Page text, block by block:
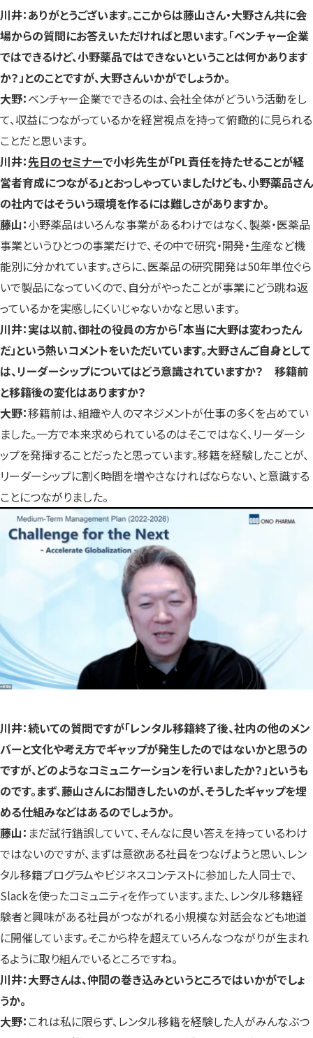
川井：ありがとうございます。ここからは藤山さん・大野さん共に会
場からの質問にお答えいただければと思います。「ベンチャー企業
ではできるけど、小野薬品ではできないということは何かあります
か？」とのことですが、大野さんいかがでしょうか。
大野：ベンチャー企業でできるのは、会社全体がどういう活動をし
て、収益につながっているかを経営視点を持って俯瞰的に見られる
ことだと思います。
川井：先日のセミナーで小杉先生が「PL責任を持たせることが経
営者育成につながる」とおっしゃっていましたけども、小野薬品さん
の社内ではそういう環境を作るには難しさがありますか。
藤山：小野薬品はいろんな事業があるわけではなく、製薬・医薬品
事業というひとつの事業だけで、その中で研究・開発・生産など機
能別に分かれています。さらに、医薬品の研究開発は50年単位ぐら
いで製品になっていくので、自分がやったことが事業にどう跳ね返
っているかを実感しにくいじゃないかなと思います。
川井：実は以前、御社の役員の方から「本当に大野は変わったん
だ」という熱いコメントをいただいています。大野さんご自身として
は、リーダーシップについてはどう意識されていますか？ 移籍前
と移籍後の変化はありますか？
大野：移籍前は、組織や人のマネジメントが仕事の多くを占めてい
ました。一方で本来求められているのはそこではなく、リーダーシ
ップを発揮することだったと思っています。移籍を経験したことが、
リーダーシップに割く時間を増やさなければならない、と意識する
ことにつながりました。
川井：続いての質問ですが「レンタル移籍終了後、社内の他のメン
バーと文化や考え方でギャップが発生したのではないかと思うの
ですが、どのようなコミュニケーションを行いましたか？」というも
のです。まず、藤山さんにお聞きしたいのが、そうしたギャップを埋
める仕組みなどはあるのでしょうか。
藤山： まだ試行錯誤していて、そんなに良い答えを持っているわけ
ではないのですが、まずは意欲ある社員をつなげようと思い、レン
タル移籍プログラムやビジネスコンテストに参加した人同士で、
Slackを使ったコミュニティを作っています。また、レンタル移籍経
験者と興味がある社員がつながれる小規模な対話会なども地道
に開催しています。そこから枠を超えていろんなつながりが生まれ
るように取り組んでいるところですね。
川井：大野さんは、仲間の巻き込みというところではいかがでしょ
うか。
大野： これは私に限らず、レンタル移籍を経験した人がみんなぶつ